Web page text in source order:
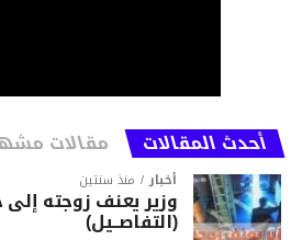
أحدث المقالات مقالات
أخبار منذ سنتين
وزير يعنف زوجته
(التفاصــيل)